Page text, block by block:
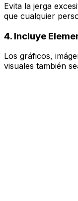
Evita la jerga
que cualquier
4. Incluye
Los gráficos,
visuales también